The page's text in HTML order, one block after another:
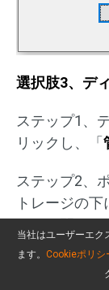
選択肢3、デ
ステップ1、
リックし、「
ステップ2、
トレージの下
クして開きま
ステップ3、
フォーマッ
当社はユーザーエク
ます。 Cookieポリシ